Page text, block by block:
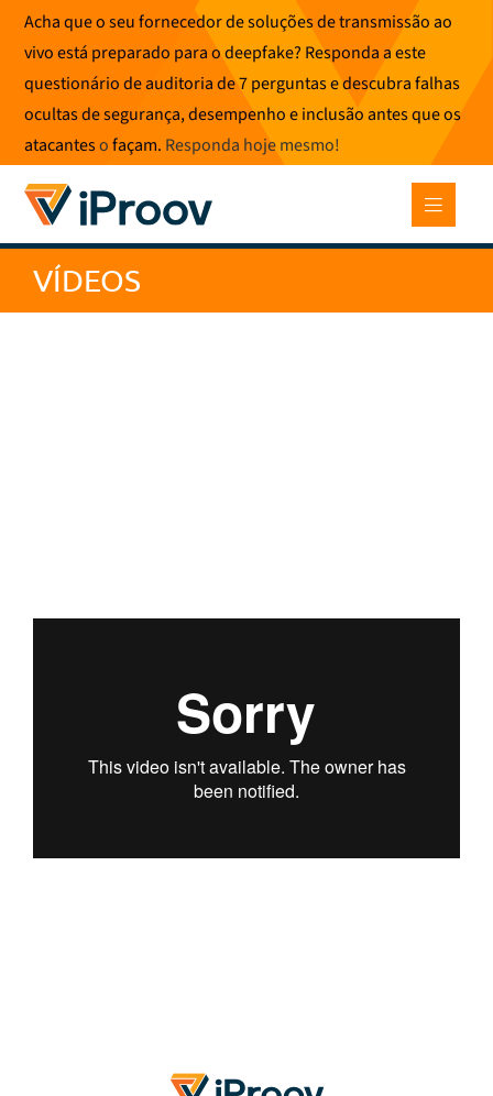
Saltar
para
conteúdo
Acha que o seu fornecedor de soluções de transmissão ao
vivo está preparado para o deepfake? Responda a este
questionário de auditoria de 7 perguntas e descubra falhas
ocultas de segurança, desempenho e inclusão antes que os
atacantesofaçam. Responda hoje mesmo!
VÍDEOS